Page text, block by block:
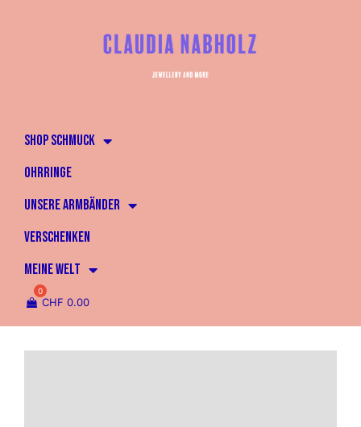
SHOP SCHMUCK
OHRRINGE
UNSERE ARMBÄNDER
VERSCHENKEN
MEINE WELT
CHF 0.00